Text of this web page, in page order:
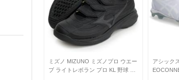
ミズノ MIZUNO ミズノプロ ウエー
ブ ライトレボラン プロ KL 野球 シ
アシック